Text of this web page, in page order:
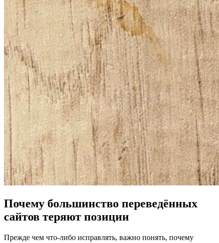
Почему большинство переведённых
сайтов теряют позиции
Прежде чем что-либо исправлять, важно понять, почему